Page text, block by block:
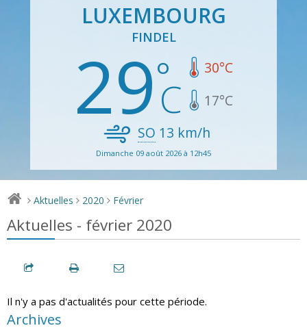
LUXEMBOURG
FINDEL
29 30°C
17°C
SO 13 km/h
Dimanche 09 août 2026 à 12h45
> Aktuelles > 2020 > Février
Aktuelles - février 2020
Il n'y a pas d'actualités pour cette période.
Archives